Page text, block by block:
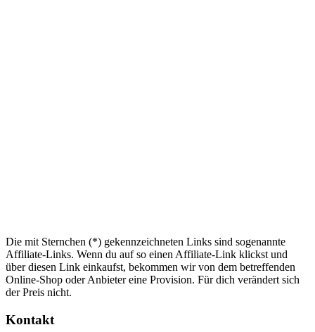
Die mit Sternchen (*) gekennzeichneten Links sind sogenannte
Affiliate-Links. Wenn du auf so einen Affiliate-Link klickst und
über diesen Link einkaufst, bekommen wir von dem betreffenden
Online-Shop oder Anbieter eine Provision. Für dich verändert sich
der Preis nicht.
Kontakt